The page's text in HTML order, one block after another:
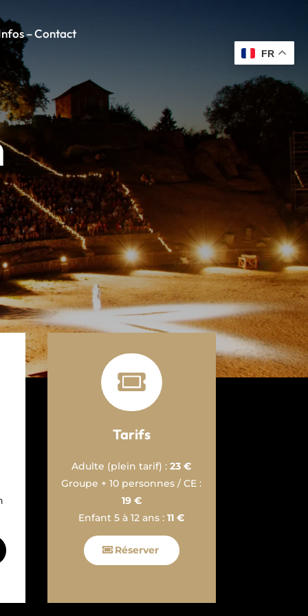
– Contact

Tarifs
Adulte (plein tarif) :23 €
Groupe + 10 personnes / CE :
19 €
Enfant 5 à 12 ans :11 €
Réserver
FR